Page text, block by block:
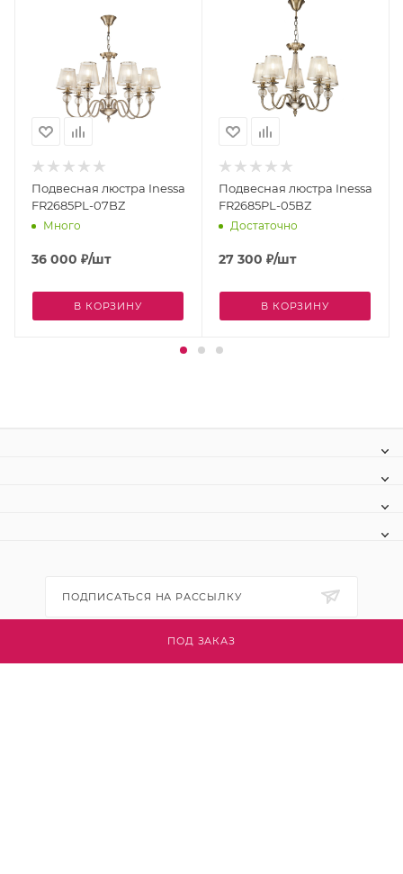
ПОД ЗАКАЗ
Подвесная люстра Inessa
FR2685PL-07BZ
Много
36 000 ₽/шт
В КОРЗИНУ
Подвесная люстра Inessa
FR2685PL-05BZ
Достаточно
27 300 ₽/шт
В КОРЗИНУ
ПОДПИСАТЬСЯ НА РАССЫЛКУ
+7 (495) 445-03-32